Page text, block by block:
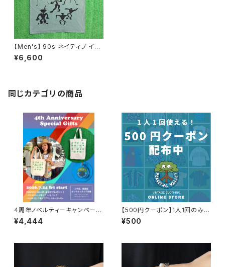
【Men's】 90s ネイティブ イラ
スト タンクトップ / アメリカ製 U
SA製 90年代 古着 N1094
¥6,600
同じカテゴリの商品
4周年ノベルティーキャンペーン
開催中！
¥4,444
【500円クーポン】1人1回のみご
利用可能！
¥500